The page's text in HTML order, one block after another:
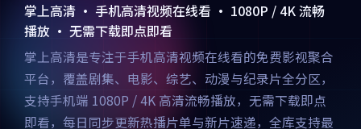
掌上高清 · 手机高清视频在线看 · 1080P / 4K 流畅
播放 · 无需下载即点即看
掌上高清是专注于手机高清视频在线看的免费影视聚合
平台，覆盖剧集、电影、综艺、动漫与纪录片全分区，
支持手机端 1080P / 4K 高清流畅播放，无需下载即点
即看，每日同步更新热播片单与新片速递，全库支持最